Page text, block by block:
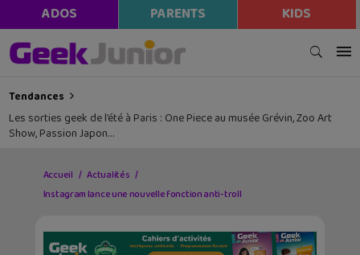
ADOS PARENTS KIDS
Tendances
Les sorties geek de l’été à Paris : One Piece au musée Grévin, Zoo Art
Show, Passion Japon…
Accueil
Actualités
Instagram lance une nouvelle fonction anti-troll